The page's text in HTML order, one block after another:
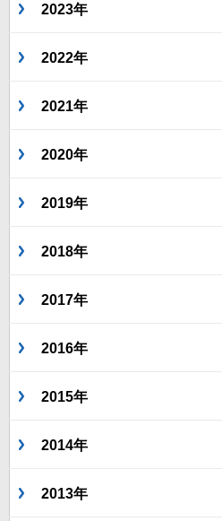
2023年
2022年
2021年
2020年
2019年
2018年
2017年
2016年
2015年
2014年
2013年